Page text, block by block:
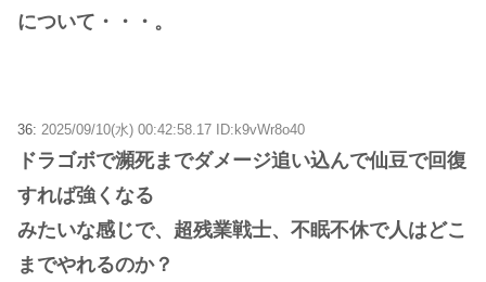
について・・・。
36: 2025/09/10(水) 00:42:58.17 ID:k9vWr8o40
ドラゴボで瀕死までダメージ追い込んで仙豆で回復
すれば強くなる
みたいな感じで、超残業戦士、不眠不休で人はどこ
までやれるのか？